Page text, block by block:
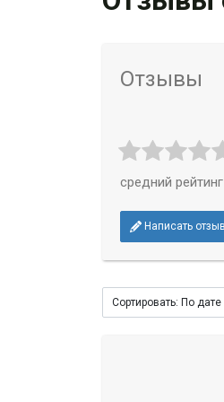
Отзывы
средний
Написать отзыв